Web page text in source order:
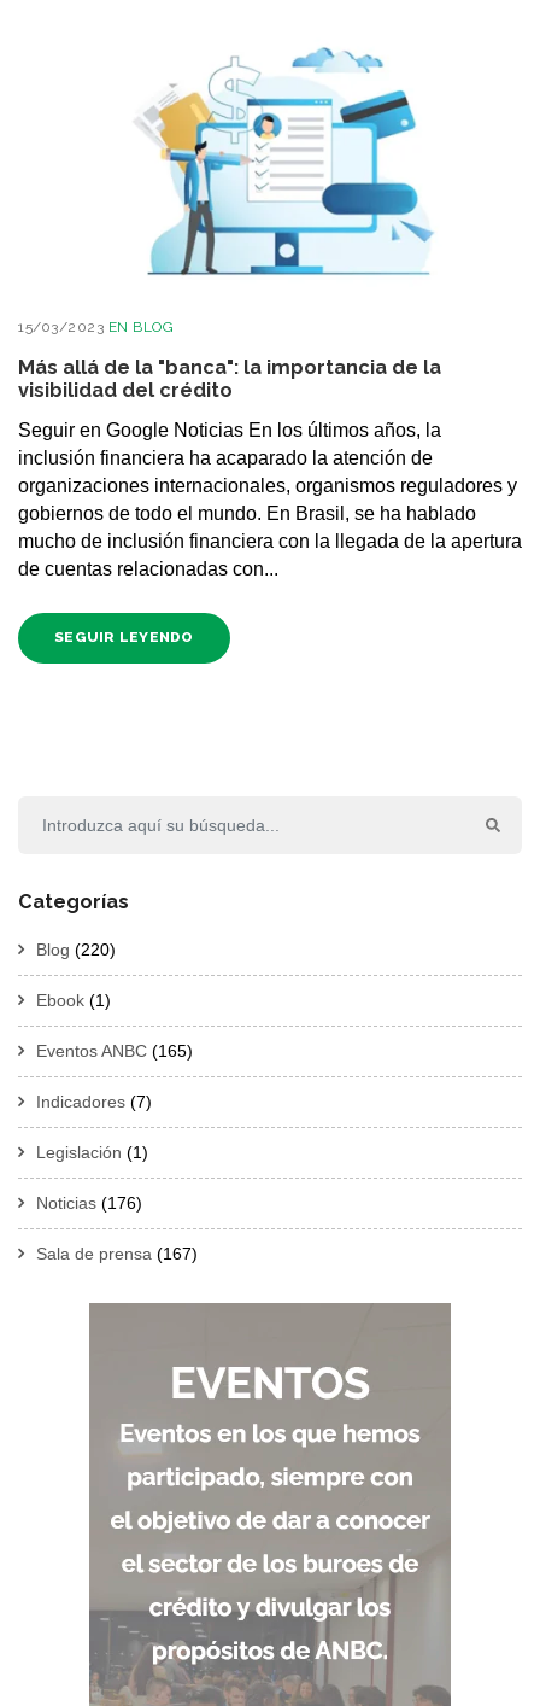
15/03/2023 EN BLOG
Más allá de la "banca": la importancia de la
visibilidad del crédito
Seguir en Google Noticias En los últimos años, la
inclusión financiera ha acaparado la atención de
organizaciones internacionales, organismos reguladores y
gobiernos de todo el mundo. En Brasil, se ha hablado
mucho de inclusión financiera con la llegada de la apertura
de cuentas relacionadas con...
SEGUIR LEYENDO
Categorías
Blog (220)
Ebook (1)
Eventos ANBC (165)
Indicadores (7)
Legislación (1)
Noticias (176)
Sala de prensa (167)